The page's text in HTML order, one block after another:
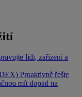
lidi, zařízení a
Proaktivně řešte
mít dopad na